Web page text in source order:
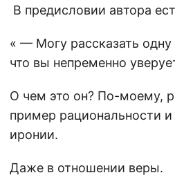
В предисловии автора
« — Могу рассказать
что вы непременно
О чем это он? По-моему,
пример рациональности
иронии.
Даже в отношении веры.